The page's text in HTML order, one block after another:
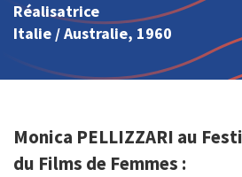
Réalisatrice
Italie /Australie, 1960
Monica PELLIZZARI au
du Films de Femmes :